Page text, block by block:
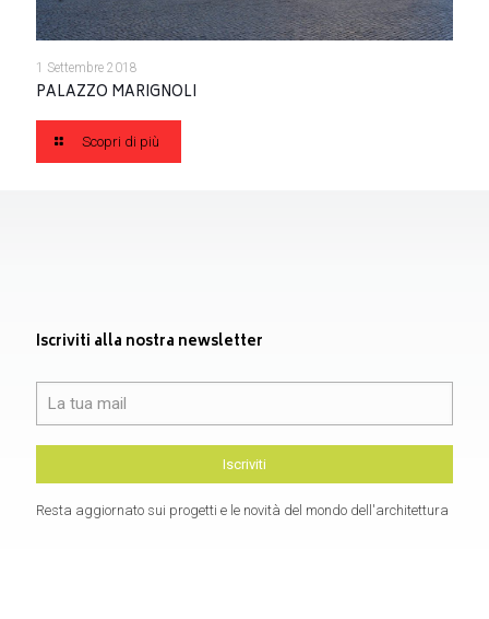
1 Settembre 2018
PALAZZO MARIGNOLI
Scopri di più
Iscriviti alla nostra newsletter
Resta aggiornato sui progetti e le novità del mondo dell'architettura